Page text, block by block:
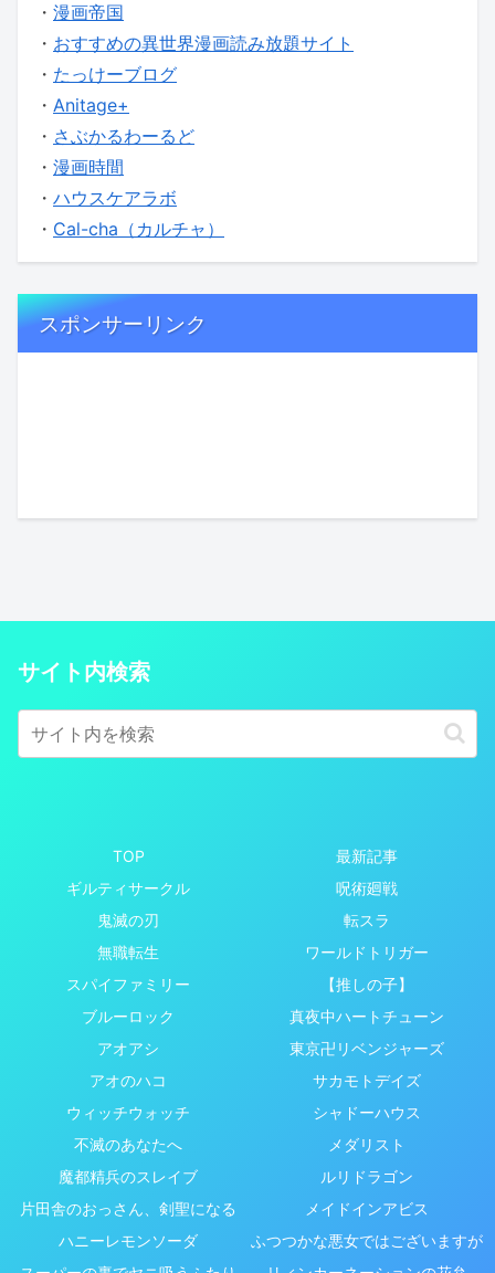
・ 漫画帝国
・ おすすめの異世界漫画読み放題サイト
・ たっけーブログ
・ Anitage+
・ さぶかるわーるど
・ 漫画時間
・ ハウスケアラボ
・ Cal-cha（カルチャ）
スポンサーリンク
サイト内検索
TOP
最新記事
ギルティサークル
呪術廻戦
鬼滅の刃
転スラ
無職転生
ワールドトリガー
スパイファミリー
【推しの子】
ブルーロック
真夜中ハートチューン
アオアシ
東京卍リベンジャーズ
アオのハコ
サカモトデイズ
ウィッチウォッチ
シャドーハウス
不滅のあなたへ
メダリスト
魔都精兵のスレイブ
ルリドラゴン
片田舎のおっさん、剣聖になる
メイドインアビス
ハニーレモンソーダ
ふつつかな悪女ではございますが